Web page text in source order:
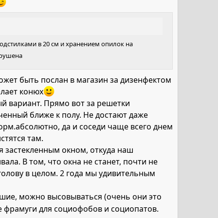
в 20 см и хранением опилок на
быть послан в магазин за дизенфектом
конюх
вариант. Прямо вот за решетки
ближе к полу. Не достают даже
да и соседи чаще всего днем
там.
окном, откуда наш
В том, что окна не станет, почти не
в целом. 2 года мы удивительным
можно высовываться (очень они это
фрамуги для социофобов и социопатов.